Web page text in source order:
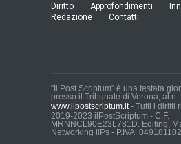
Verona
In
L'Uomo
possibile il
Diritto
Approfondimenti
Redazione
Contatti
"Il Post Scriptum" è una testata
presso il Tribunale di Verona, al
www.ilpostscriptum.it- Tutti i diritti
2019-2023 ilPostScriptum - C.F.
MRNNCL90E23L781D. Editing,
Networking ilPs - P.IVA: